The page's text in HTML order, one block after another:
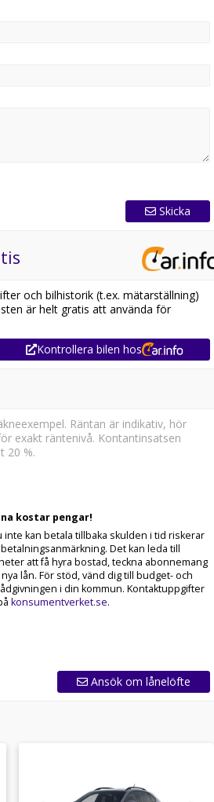
Skicka
och bilhistorik (t.ex. mätarställning)
är helt gratis att använda för
Kontrollera bilen hos
Räntan är indikativ, hör
exakt räntenivå. Kontantinsatsen
20 %.
kostar pengar!
inte kan betala tillbaka skulden i tid riskerar
Det kan leda till
att få hyra bostad, teckna abonnemang
lån. För stöd, vänd dig till budget- och
i din kommun. Kontaktuppgifter
konsumentverket.se.
Ansök om lånelöfte